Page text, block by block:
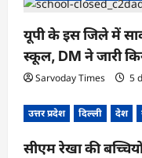
यूपी के इस जिले में
स्कूल, DM ने जारी
Sarvoday Times 5
उत्तर प्रदेश दिल्ली देश
सीएम रेखा की